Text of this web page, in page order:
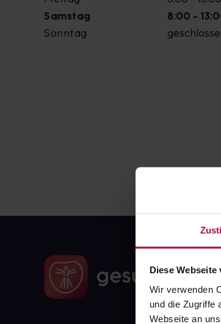
Diese
Wir verwenden
und die Zugriffe
Webseite an
Samstag
8:00 -
Sonntag